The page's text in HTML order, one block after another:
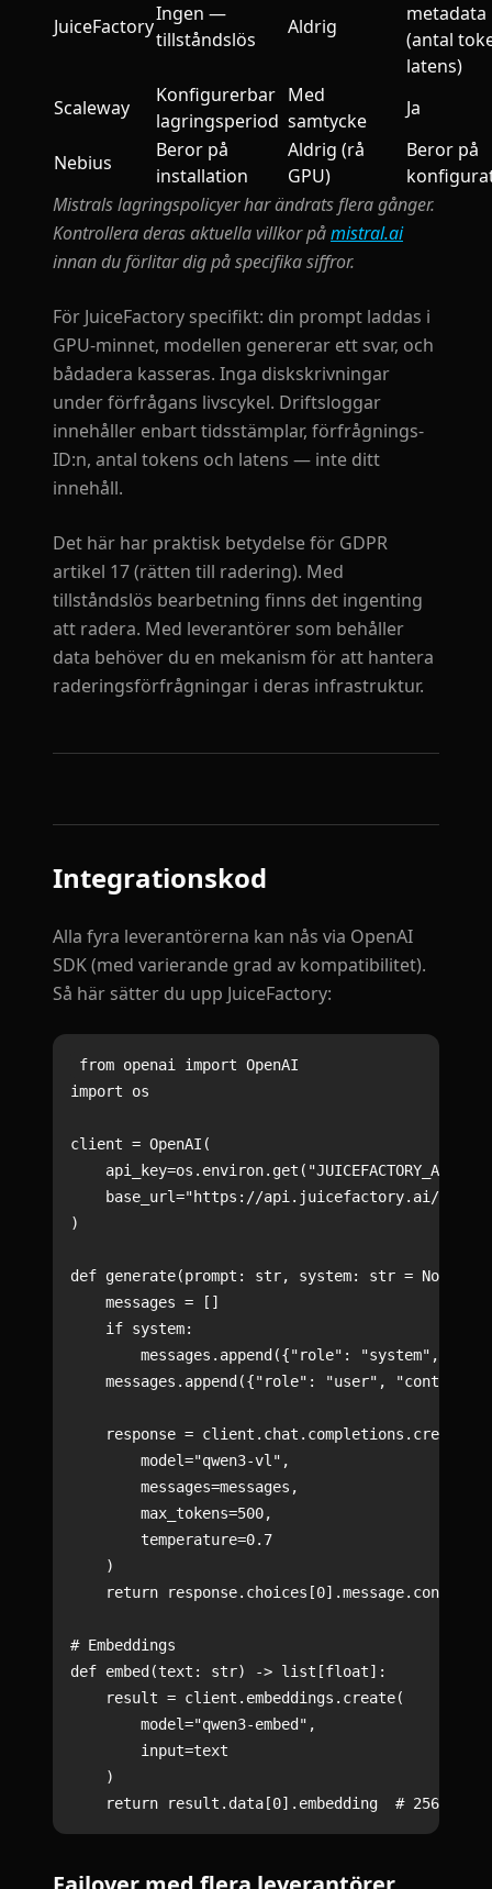
JuiceFactory
Ingen —
tillståndslös
Aldrig
metadata
(antal
latens)
Scaleway
Konfigurerbar
lagringsperiod
Med
samtycke
Ja
Nebius
Beror på
installation
Aldrig (rå
GPU)
Beror på
Mistrals lagringspolicyer har ändrats flera gånger.
Kontrollera deras aktuella villkor påmistral.ai
innan du förlitar dig på specifika siffror.
För JuiceFactory specifikt: din prompt laddas i
GPU-minnet, modellen genererar ett svar, och
bådadera kasseras. Inga diskskrivningar
under förfrågans livscykel. Driftsloggar
innehåller enbart tidsstämplar, förfrågnings-
ID:n, antal tokens och latens — inte ditt
innehåll.
Det här har praktisk betydelse för GDPR
artikel 17 (rätten till radering). Med
tillståndslös bearbetning finns det ingenting
att radera. Med leverantörer som behåller
data behöver du en mekanism för att hantera
raderingsförfrågningar i deras infrastruktur.
Integrationskod
Alla fyra leverantörerna kan nås via OpenAI
SDK (med varierande grad av kompatibilitet).
Så här sätter du upp JuiceFactory:
from openai import OpenAI
import os
client = OpenAI(
    base_url="https://api.juicefactory.ai/v1"
)
def generate(prompt: str, system: str = None)
    messages = []
    if system:
messages.append({"role": "system",
messages.append({"role": "user", "content":
    response = client.chat.completions.create(
        model="qwen3-vl",
        messages=messages,
        max_tokens=500,
        temperature=0.7
    )
    return response.choices[0].message.content
# Embeddings
def embed(text: str) -> list[float]:
    result = client.embeddings.create(
        model="qwen3-embed",
        input=text
    )